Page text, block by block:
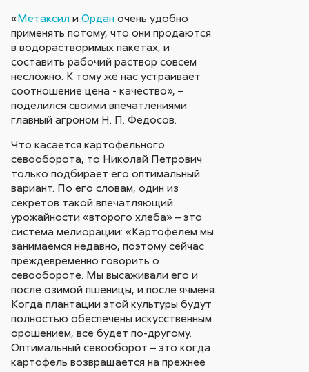
«Метаксил иОрдан очень удобно
применять потому, что они продаются
в водорастворимых пакетах, и
составить рабочий раствор совсем
несложно. К тому же нас устраивает
соотношение цена - качество», –
поделился своими впечатлениями
главный агроном Н. П. Федосов.
Что касается картофельного
севооборота, то Николай Петрович
только подбирает его оптимальный
вариант. По его словам, один из
секретов такой впечатляющий
урожайности «второго хлеба» – это
система мелиорации: «Картофелем мы
занимаемся недавно, поэтому сейчас
преждевременно говорить о
севообороте. Мы высаживали его и
после озимой пшеницы, и после ячменя.
Когда плантации этой культуры будут
полностью обеспечены искусственным
орошением, все будет по-другому.
Оптимальный севооборот – это когда
картофель возвращается на прежнее